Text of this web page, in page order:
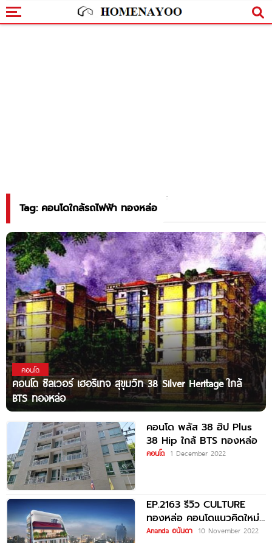
Tag: คอนโดใกล้รถไฟฟ้า ทองหล่อ
คอนโด
คอนโด ซิลเวอร์ เฮอริเทจ สุขุมวิท 38 Silver Heritage ใกล้
BTS ทองหล่อ
คอนโด พลัส 38 ฮิป Plus
38 Hip ใกล้ BTS ทองหล่อ
คอนโด 1 December 2022
EP.2163 รีวิว CULTURE
ทองหล่อ คอนโดแนวคิดใหม่
ตอบโจทย์ ‘NEW TRIBE OF
Ananda อนันดา 10 November 2022